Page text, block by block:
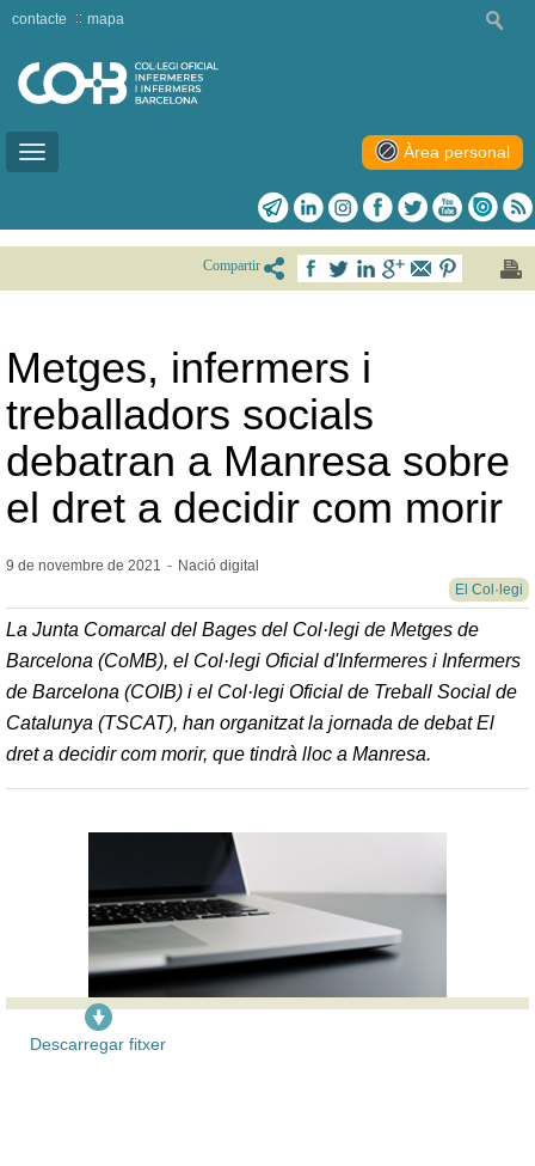
Toggle
contacte mapa
Àrea personal
Compartir
Metges, infermers i
treballadors socials
debatran a Manresa sobre
el dret a decidir com morir
9 de novembre de 2021 - Nació digital
El Col·legi
La Junta Comarcal del Bages del Col·legi de Metges de
Barcelona (CoMB), el Col·legi Oficial d'Infermeres i Infermers
de Barcelona (COIB) i el Col·legi Oficial de Treball Social de
Catalunya (TSCAT), han organitzat la jornada de debat El
dret a decidir com morir, que tindrà lloc a Manresa.
Descarregar fitxer